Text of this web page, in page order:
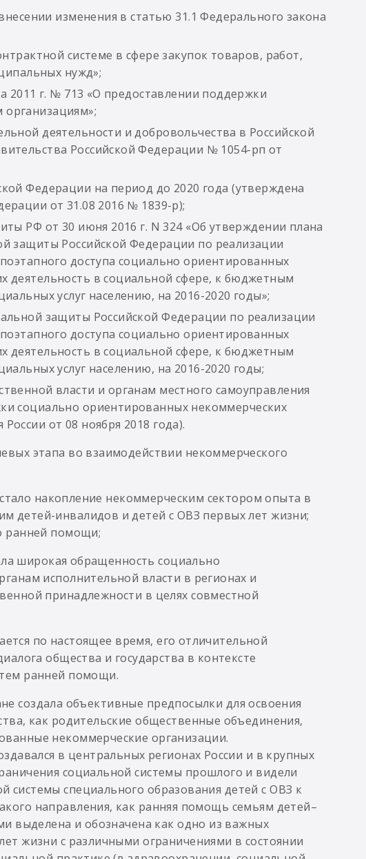
изменения в статью 31.1 Федерального закона
системе в сфере закупок товаров, работ,
нужд»;
2011 г. № 713 «О предоставлении поддержки
деятельности и добровольчества в Российской
Российской Федерации № 1054-рп от
Федерации на период до 2020 года (утверждена
от 31.08 2016 № 1839-р);
РФ от 30 июня 2016 г. N 324 «Об утверждении плана
защиты Российской Федерации по реализации
доступа социально ориентированных
деятельность в социальной сфере, к бюджетным
услуг населению, на 2016-2020 годы»;
защиты Российской Федерации по реализации
доступа социально ориентированных
деятельность в социальной сфере, к бюджетным
услуг населению, на 2016-2020 годы;
власти и органам местного самоуправления
социально ориентированных некоммерческих
от 08 ноября 2018 года).
этапа во взаимодействии некоммерческого
накопление некоммерческим сектором опыта в
инвалидов и детей с ОВЗ первых лет жизни;
ранней помощи;
широкая обращенность социально
исполнительной власти в регионах и
принадлежности в целях совместной
по настоящее время, его отличительной
общества и государства в контексте
ранней помощи.
создала объективные предпосылки для освоения
как родительские общественные объединения,
некоммерческие организации.
в центральных регионах России и в крупных
социальной системы прошлого и видели
специального образования детей с ОВЗ к
направления, как ранняя помощь семьям детей–
выделена и обозначена как одно из важных
жизни с различными ограничениями в состоянии